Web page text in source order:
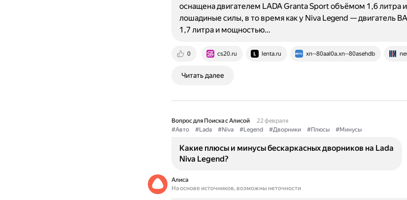
0 cs20.ru lenta.ru xn--80aal0a.xn--80asehdb
оснащена двигателем LADA Granta Sport объёмом 1,6 литра
лошадиные силы, в то время как у Niva Legend — двигатель
1,7 литра и мощностью…
Читать далее
Вопрос для Поиска с Алисой
22 февраля
#Авто
#Lada #Niva #Legend #Дворники #Плюсы #Минусы
Какие плюсы и минусы бескаркасных дворников на Lada
Niva Legend?
Алиса
На основе источников, возможны неточности